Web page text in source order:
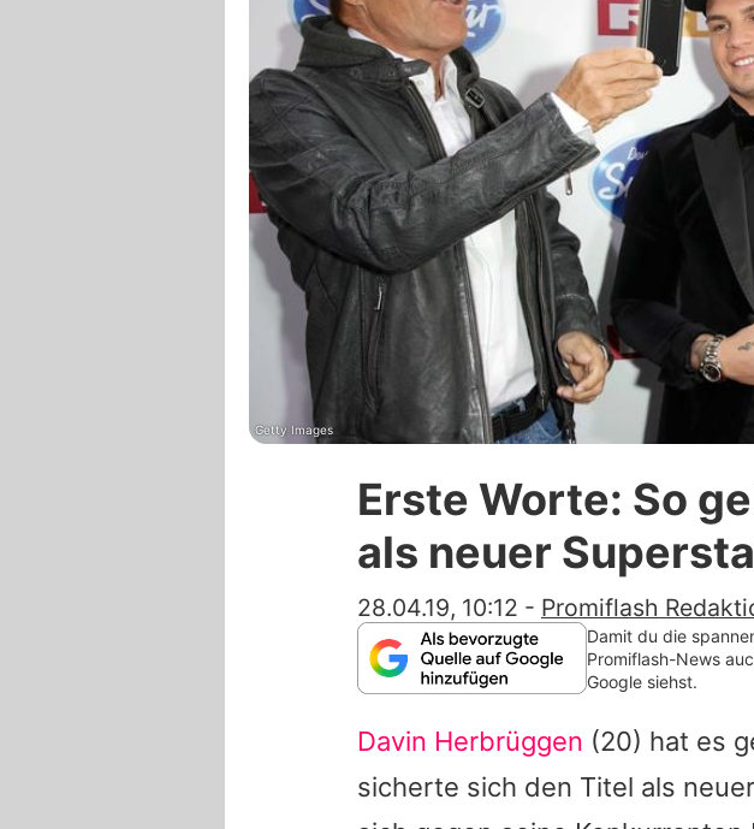
Alle
Getty Images
Erste Worte: So
als neuer
28.04.19, 10:12 - Promiflash
Damit du die
Promiflash-News
Google siehst.
Davin Herbrüggen (20) hat es
sicherte sich den Titel als